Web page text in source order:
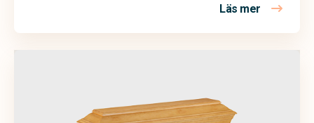
Läs mer om